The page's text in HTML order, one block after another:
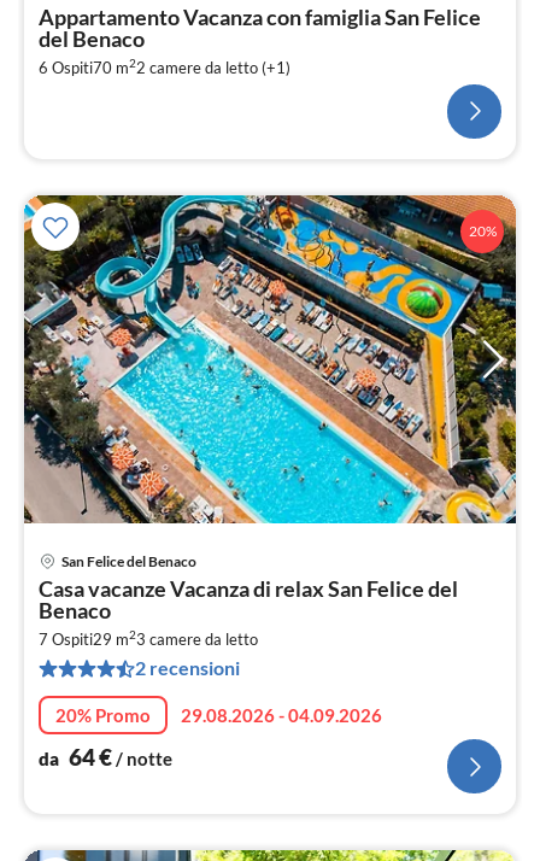
Appartamento Vacanza con famiglia San Felice
del Benaco
6 Ospiti70 m22 camere da letto (+1)
20%
San Felice del Benaco
Casa vacanze Vacanza di relax San Felice del
Benaco
7 Ospiti29 m23 camere da letto
2 recensioni
20% Promo
29.08.2026 - 04.09.2026
da 64€/ notte